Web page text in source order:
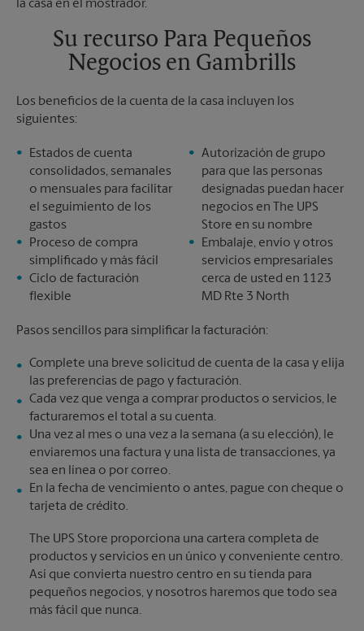
Sábado
Sin Recolección
Lunes
6:30 PM
Martes
6:30 PM
Su recurso Para Pequeños
Negocios en Gambrills
Los beneficios de la cuenta de la casa incluyen los
siguientes:
Estados de cuenta
consolidados, semanales
o mensuales para facilitar
el seguimiento de los
gastos
Proceso de compra
simplificado y más fácil
Ciclo de facturación
flexible
Autorización de grupo
para que las personas
designadas puedan hacer
negocios en The UPS
Store en su nombre
Embalaje, envío y otros
servicios empresariales
cerca de usted en 1123
MD Rte 3 North
Pasos sencillos para simplificar la facturación:
Complete una breve solicitud de cuenta de la casa y elija
las preferencias de pago y facturación.
Cada vez que venga a comprar productos o servicios, le
facturaremos el total a su cuenta.
Una vez al mes o una vez a la semana (a su elección), le
enviaremos una factura y una lista de transacciones, ya
sea en línea o por correo.
En la fecha de vencimiento o antes, pague con cheque o
tarjeta de crédito.
The UPS Store proporciona una cartera completa de
productos y servicios en un único y conveniente centro.
Así que convierta nuestro centro en su tienda para
pequeños negocios, y nosotros haremos que todo sea
más fácil que nunca.